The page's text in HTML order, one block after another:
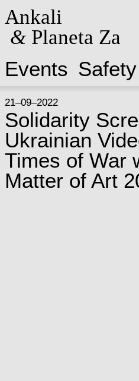
Ankali
&Planeta Za
Events
21–09–2022
Solidarity
Ukrainian
Times of War
Matter of Art